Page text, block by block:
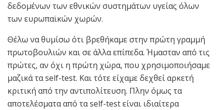
δεδομένων των εθνικών συστημάτων υγείας όλων
των ευρωπαϊκών χωρών.
Θέλω να θυμίσω ότι βρεθήκαμε στην πρώτη γραμμή
πρωτοβουλιών και σε άλλα επίπεδα. Ήμασταν από τις
πρώτες, αν όχι η πρώτη χώρα, που χρησιμοποιήσαμε
μαζικά τα self-test. Και τότε είχαμε δεχθεί αρκετή
κριτική από την αντιπολίτευση. Πλην όμως τα
αποτελέσματα από τα self-test είναι ιδιαίτερα